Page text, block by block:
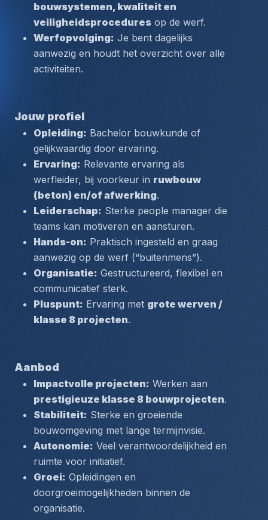
bouwsystemen, kwaliteit en
veiligheidsprocedures op de werf.
Werfopvolging: Je bent dagelijks
aanwezig en houdt het overzicht over alle
activiteiten.
Jouw profiel
Opleiding: Bachelor bouwkunde of
gelijkwaardig door ervaring.
Ervaring: Relevante ervaring als
werfleider, bij voorkeur in ruwbouw
(beton) en/of afwerking.
Leiderschap: Sterke people manager die
teams kan motiveren en aansturen.
Hands-on: Praktisch ingesteld en graag
aanwezig op de werf (“buitenmens”).
Organisatie: Gestructureerd, flexibel en
communicatief sterk.
Pluspunt: Ervaring met grote werven /
klasse 8 projecten.
Aanbod
Impactvolle projecten:
prestigieuze klasse 8 bouwprojecten.
Stabiliteit: Sterke en groeiende
bouwomgeving met lange termijnvisie.
Autonomie: Veel verantwoordelijkheid en
ruimte voor initiatief.
Groei: Opleidingen en
doorgroeimogelijkheden binnen de
organisatie.